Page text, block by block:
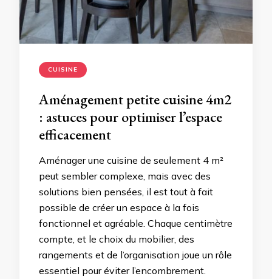
CUISINE
Aménagement petite cuisine 4m2
: astuces pour optimiser l’espace
efficacement
Aménager une cuisine de seulement 4 m²
peut sembler complexe, mais avec des
solutions bien pensées, il est tout à fait
possible de créer un espace à la fois
fonctionnel et agréable. Chaque centimètre
compte, et le choix du mobilier, des
rangements et de l’organisation joue un rôle
essentiel pour éviter l’encombrement.